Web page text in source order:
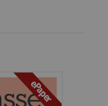
ePaper